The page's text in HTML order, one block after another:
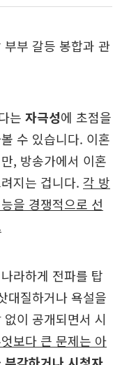
부 갈등 봉합과 관
는 자극성에 초점을
수 있습니다. 이혼
, 방송가에서 이혼
지는 겁니다. 각 방
을 경쟁적으로 선
라하게 전파를 탑
대질하거나 욕설을
이 공개되면서 시
보다 큰 문제는 아